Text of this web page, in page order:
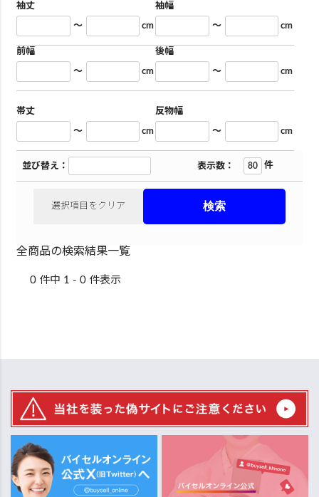
袖丈
～ cm
袖幅
～ cm
前幅
～ cm
後幅
～ cm
帯丈
～ cm
反物幅
～ cm
並び替え： 表示数： 件
選択項目をクリア
全商品の検索結果一覧
0 件中 1 - 0 件表示